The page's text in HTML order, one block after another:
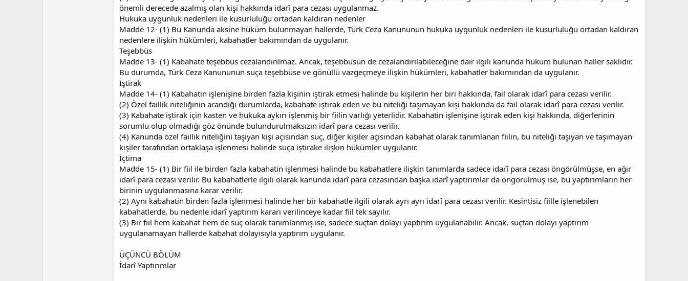
önemli derecede azalmış olan kişi hakkında idarî para cezası uygulanmaz.
Hukuka uygunluk nedenleri ile kusurluluğu ortadan kaldıran nedenler
Madde 12- (1) Bu Kanunda aksine hüküm bulunmayan hallerde, Türk Ceza Kanununun hukuka uygunluk nedenleri ile kusurluluğu ortadan kaldıran
nedenlere ilişkin hükümleri, kabahatler bakımından da uygulanır.
Teşebbüs
Madde 13- (1) Kabahate teşebbüs cezalandırılmaz. Ancak, teşebbüsün de cezalandırılabileceğine dair ilgili kanunda hüküm bulunan haller saklıdır.
Bu durumda, Türk Ceza Kanununun suça teşebbüse ve gönüllü vazgeçmeye ilişkin hükümleri, kabahatler bakımından da uygulanır.
İştirak
Madde 14- (1) Kabahatin işlenişine birden fazla kişinin iştirak etmesi halinde bu kişilerin her biri hakkında, fail olarak idarî para cezası verilir.
(2) Özel faillik niteliğinin arandığı durumlarda, kabahate iştirak eden ve bu niteliği taşımayan kişi hakkında da fail olarak idarî para cezası verilir.
(3) Kabahate iştirak için kasten ve hukuka aykırı işlenmiş bir fiilin varlığı yeterlidir. Kabahatin işlenişine iştirak eden kişi hakkında, diğerlerinin
sorumlu olup olmadığı göz önünde bulundurulmaksızın idarî para cezası verilir.
(4) Kanunda özel faillik niteliğini taşıyan kişi açısından suç, diğer kişiler açısından kabahat olarak tanımlanan fiilin, bu niteliği taşıyan ve taşımayan
kişiler tarafından ortaklaşa işlenmesi halinde suça iştirake ilişkin hükümler uygulanır.
İçtima
Madde 15- (1) Bir fiil ile birden fazla kabahatin işlenmesi halinde bu kabahatlere ilişkin tanımlarda sadece idarî para cezası öngörülmüşse, en ağır
idarî para cezası verilir. Bu kabahatlerle ilgili olarak kanunda idarî para cezasından başka idarî yaptırımlar da öngörülmüş ise, bu yaptırımların her
birinin uygulanmasına karar verilir.
(2) Aynı kabahatin birden fazla işlenmesi halinde her bir kabahatle ilgili olarak ayrı ayrı idarî para cezası verilir. Kesintisiz fiille işlenebilen
kabahatlerde, bu nedenle idarî yaptırım kararı verilinceye kadar fiil tek sayılır.
(3) Bir fiil hem kabahat hem de suç olarak tanımlanmış ise, sadece suçtan dolayı yaptırım uygulanabilir. Ancak, suçtan dolayı yaptırım
uygulanamayan hallerde kabahat dolayısıyla yaptırım uygulanır.
ÜÇÜNCÜ BÖLÜM
İdarî Yaptırımlar